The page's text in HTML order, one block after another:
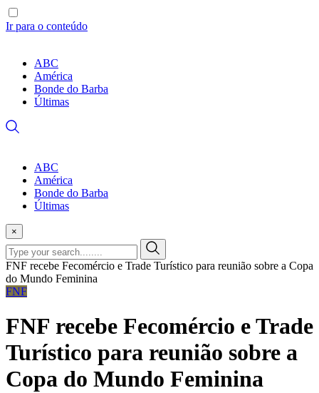
Ir para o conteúdo
ABC
América
Bonde do Barba
Últimas
ABC
América
Bonde do Barba
Últimas
×
FNF recebe Fecomércio e Trade Turístico para reunião sobre a Copa
do Mundo Feminina
FNF
FNF recebe Fecomércio e Trade
Turístico para reunião sobre a
Copa do Mundo Feminina